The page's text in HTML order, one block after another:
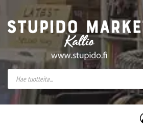
Stupido Market – verkossa